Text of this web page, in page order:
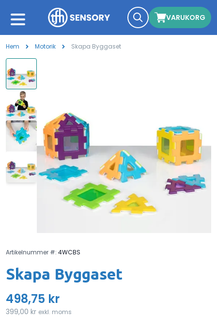
VARUKORG
Hem Motorik Skapa Byggaset
Artikelnummer #: 4WCBS
Skapa Byggaset
498,75 kr
399,00 kr exkl. moms